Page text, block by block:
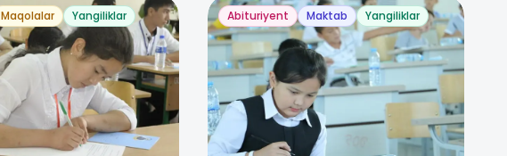
Maqolalar Yangiliklar Abituriyent Maktab Yangiliklar